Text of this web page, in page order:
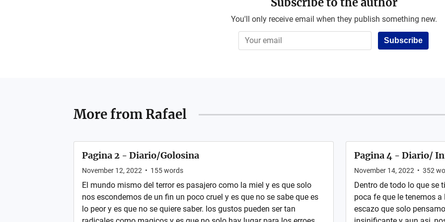
You'll only receive email when they publish something new.
Subscribe
More from Rafael
Pagina 2 - Diario/Golosina
November 12, 2022 • 155words
El mundo mismo del terror es pasajero como la miel y es que solo
nos escondemos de un fin un poco cruel y es que no se sabe que es
lo peor y es que no se quiere saber. los gustos pueden ser tan
Pagina 4 - Diario/
November 14, 2022 • 352
Dentro de todo lo que se
poca fe que le tenemos
escazo que solo